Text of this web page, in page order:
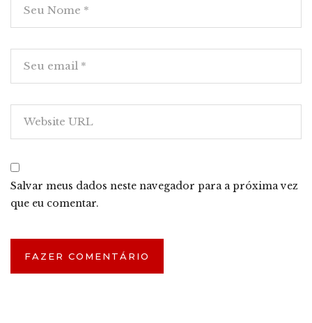
Salvar meus dados neste navegador para a próxima vez
que eu comentar.